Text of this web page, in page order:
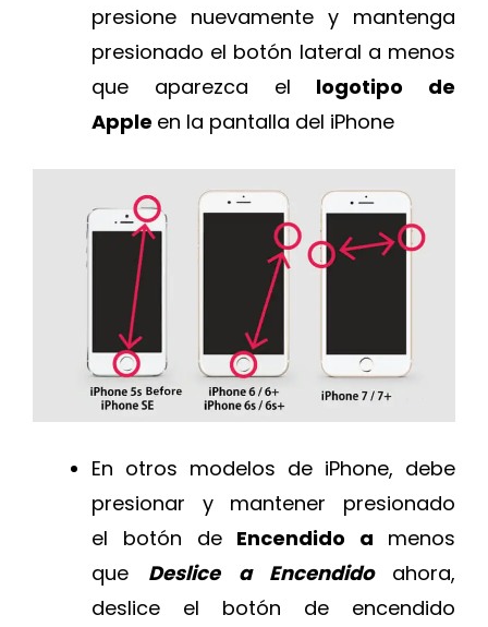
presione nuevamente y mantenga
presionado el botón lateral a menos
que aparezca el logotipo de
Apple en la pantalla del iPhone
En otros modelos de iPhone, debe
presionar y mantener presionado
el botón de Encendido a menos
que Deslice a Encendido ahora,
deslice el botón de encendido